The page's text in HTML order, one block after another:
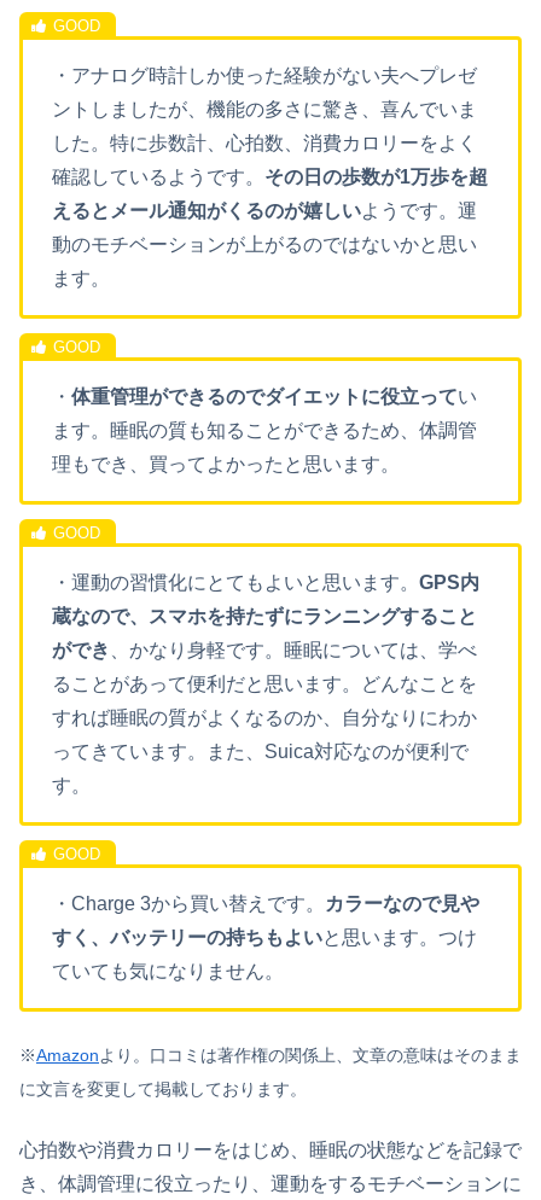
・アナログ時計しか使った経験がない夫へプレゼ
ントしましたが、機能の多さに驚き、喜んでいま
した。特に歩数計、心拍数、消費カロリーをよく
確認しているようです。 その日の歩数が1万歩を超
えるとメール通知がくるのが嬉しいようです。運
動のモチベーションが上がるのではないかと思い
ます。
・ 体重管理ができるのでダイエットに役立ってい
ます。睡眠の質も知ることができるため、体調管
理もでき、買ってよかったと思います。
・運動の習慣化にとてもよいと思います。 GPS内
蔵なので、スマホを持たずにランニングすること
ができ
、かなり身軽です。睡眠については、学べ
ることがあって便利だと思います。どんなことを
すれば睡眠の質がよくなるのか、自分なりにわか
ってきています。また、Suica対応なのが便利で
す。
・Charge 3から買い替えです。
カラーなので見や
すく、バッテリーの持ちもよいと思います。つけ
ていても気になりません。
※Amazonより。口コミは著作権の関係上、文章の意味はそのまま
に文言を変更して掲載しております。
心拍数や消費カロリーをはじめ、睡眠の状態などを記録で
き、体調管理に役立ったり、運動をするモチベーションに